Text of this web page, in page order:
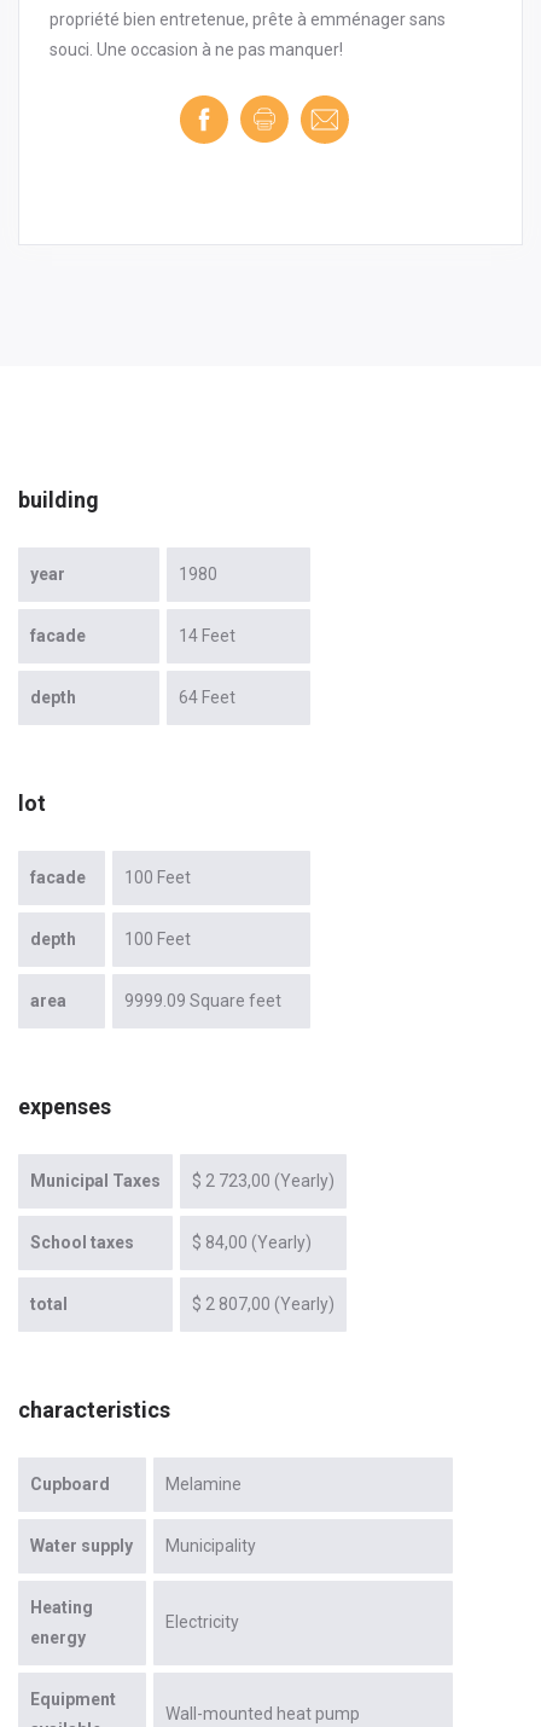
propriété bien entretenue, prête à emménager sans
souci. Une occasion à ne pas manquer!
building
year 1980
facade 14 Feet
depth 64 Feet
lot
facade 100 Feet
depth 100 Feet
area 9999.09 Square feet
expenses
Municipal Taxes $ 2 723,00 (Yearly)
School taxes $ 84,00 (Yearly)
total $ 2 807,00 (Yearly)
characteristics
Cupboard Melamine
Water supply Municipality
Heating
energy
Electricity
Equipment
Wall-mounted heat pump